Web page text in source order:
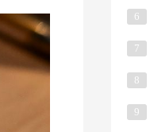
6
7
8
9